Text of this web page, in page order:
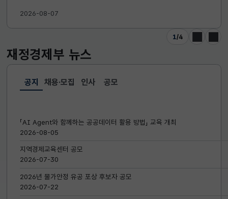
2026-08-07
1/4
이전 다음
재정경제부 뉴스
공지
선택됨
공지
「AI Agent와 함께하는 공공데이터 활용 방법」 교육 개최
2026-08-05
지역경제교육센터 공모
2026-07-30
2026년 물가안정 유공 포상 후보자 공모
2026-07-22
채용·모집 인사 공모